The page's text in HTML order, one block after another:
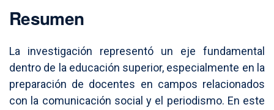
Resumen
La investigación representó un eje fundamental
dentro de la educación superior, especialmente en la
preparación de docentes en campos relacionados
con la comunicación social y el periodismo. En este